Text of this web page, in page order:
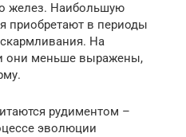
желез. Наибольшую
приобретают в периоды
На
они меньше выражены,
рудиментом –
эволюции